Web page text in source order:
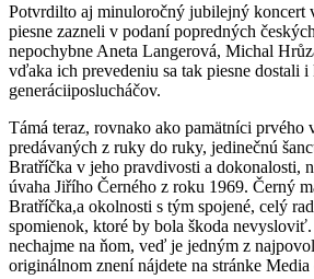
Potvrdilto aj minuloročný jubilejný koncert
piesne zazneli v podaní popredných
nepochybne Aneta Langerová, Michal
vďaka ich prevedeniu sa tak piesne dostali i
generáciiposlucháčov.
Támá teraz, rovnako ako pamätníci prvého
predávaných z ruky do ruky, jedinečnú
Bratříčka v jeho pravdivosti a dokonalosti,
úvaha Jiřího Černého z roku 1969. Černý
Bratříčka,a okolnosti s tým spojené, celý
spomienok, ktoré by bola škoda
nechajme na ňom, veď je jedným z
originálnom znení nájdete na stránke